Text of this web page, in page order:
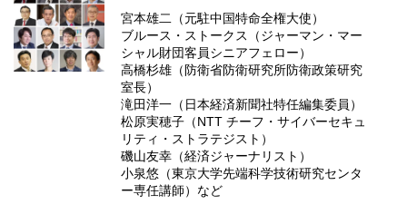
宮本雄二（元駐中国特命全権大使）
ブルース・ストークス（ジャーマン・マー
シャル財団客員シニアフェロー）
高橋杉雄（防衛省防衛研究所防衛政策研究
室長）
滝田洋一（日本経済新聞社特任編集委員）
松原実穂子（NTT チーフ・サイバーセキュ
リティ・ストラテジスト）
磯山友幸（経済ジャーナリスト）
小泉悠（東京大学先端科学技術研究センタ
ー専任講師）など